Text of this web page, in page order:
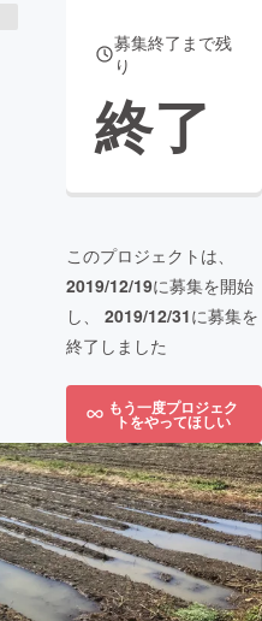
募集終了まで残
り
終了
このプロジェクトは、
2019/12/19に募集を開始
し、 2019/12/31に募集を
終了しました
もう一度プロジェク
トをやってほしい